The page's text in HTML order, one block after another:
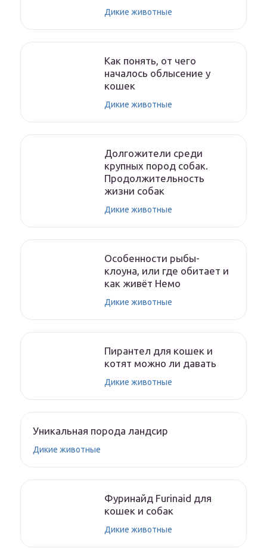
Дикие животные
Как понять, от чего
началось облысение у
кошек
Дикие животные
Долгожители среди
крупных пород собак.
Продолжительность
жизни собак
Дикие животные
Особенности рыбы-
клоуна, или где обитает и
как живёт Немо
Дикие животные
Пирантел для кошек и
котят можно ли давать
Дикие животные
Уникальная порода ландсир
Дикие животные
Фуринайд Furinaid для
кошек и собак
Дикие животные